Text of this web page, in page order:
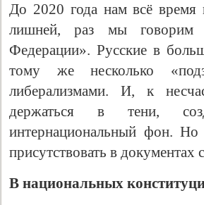
До 2020 года нам всё время
лишней, раз мы говорим
Федерации». Русские в
тому же несколько
либерализмами. И, к
держаться в тени,
интернациональный фон. Но
присутствовать в
В национальных